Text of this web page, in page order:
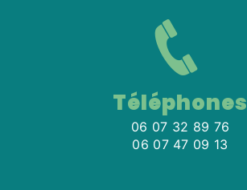
Téléphones
06 07 32 89 76
06 07 47 09 13